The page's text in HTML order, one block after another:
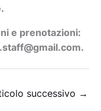
e prenotazioni:
successivo →